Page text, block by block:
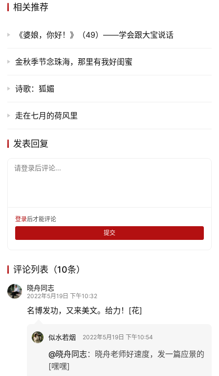
相关推荐
《婆娘，你好！》（49）——学会跟大宝说话
金秋季节念珠海，那里有我好闺蜜
诗歌：狐媚
走在七月的荷风里
发表回复
请登录后评论...
登录后才能评论
提交
评论列表（10条）
晓舟同志
2022年5月19日 下午10:32
名博发功，又来美文。给力！[花]
似水若烟 2022年5月19日 下午10:54
@晓舟同志： 晓舟老师好速度，发一篇应景的
[嘿嘿]